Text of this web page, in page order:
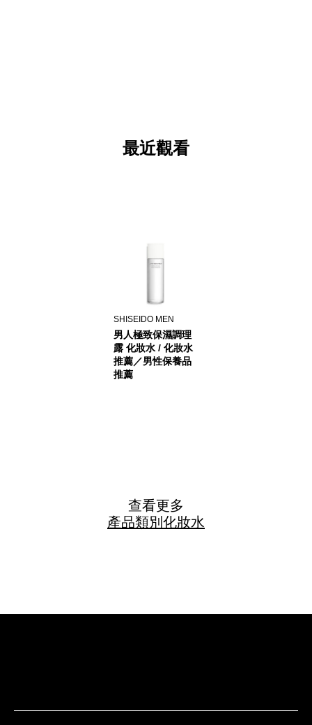
最近觀看
SHISEIDO MEN
男人極致保濕調理
露 化妝水 / 化妝水
推薦／男性保養品
推薦
查看更多
產品類別 化妝水